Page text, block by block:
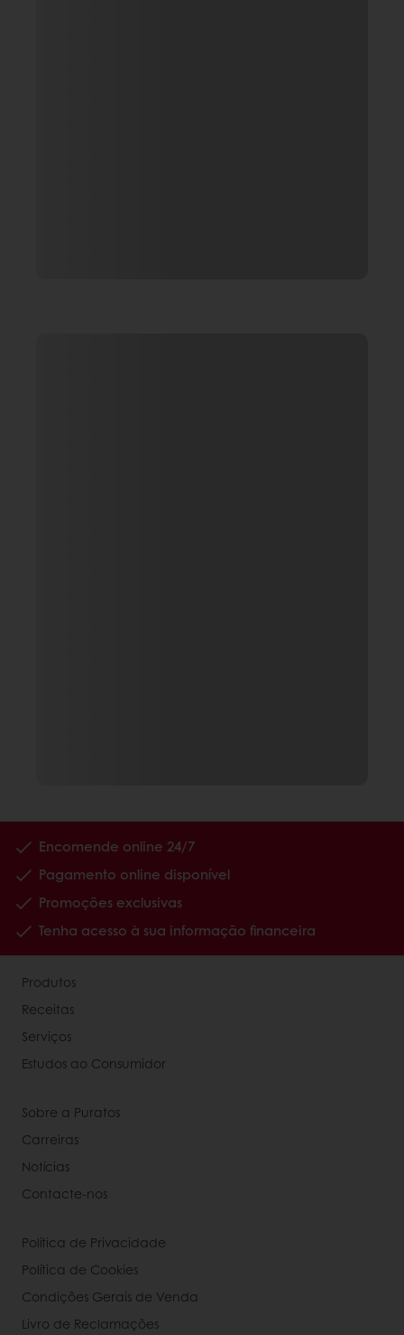
Encomende online 24/7
Pagamento online disponível
Promoções exclusivas
Tenha acesso à sua informação financeira
Produtos
Receitas
Serviços
Estudos ao Consumidor
Sobre a Puratos
Carreiras
Notícias
Contacte-nos
Política de Privacidade
Política de Cookies
Condições Gerais de Venda
Livro de Reclamações